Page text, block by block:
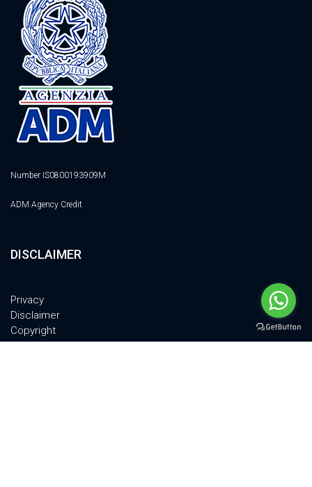
Number IS0800193909M
ADM Agency Credit
DISCLAIMER
Privacy
Disclaimer
Copyright